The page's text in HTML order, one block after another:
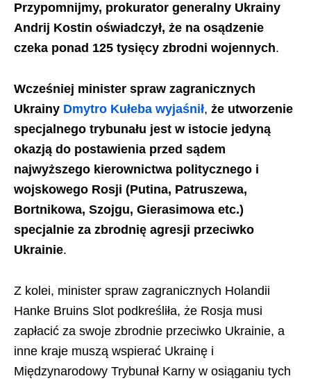
Przypomnijmy, prokurator generalny Ukrainy
Andrij Kostin oświadczył, że na osądzenie
czeka ponad 125 tysięcy zbrodni wojennych.
Wcześniej minister spraw zagranicznych
Ukrainy Dmytro Kułeba wyjaśnił, że utworzenie
specjalnego trybunału jest w istocie jedyną
okazją do postawienia przed sądem
najwyższego kierownictwa politycznego i
wojskowego Rosji (Putina, Patruszewa,
Bortnikowa, Szojgu, Gierasimowa etc.)
specjalnie za zbrodnię agresji przeciwko
Ukrainie.
Z kolei, minister spraw zagranicznych Holandii
Hanke Bruins Slot podkreśliła, że Rosja musi
zapłacić za swoje zbrodnie przeciwko Ukrainie, a
inne kraje muszą wspierać Ukrainę i
Międzynarodowy Trybunał Karny w osiąganiu tych